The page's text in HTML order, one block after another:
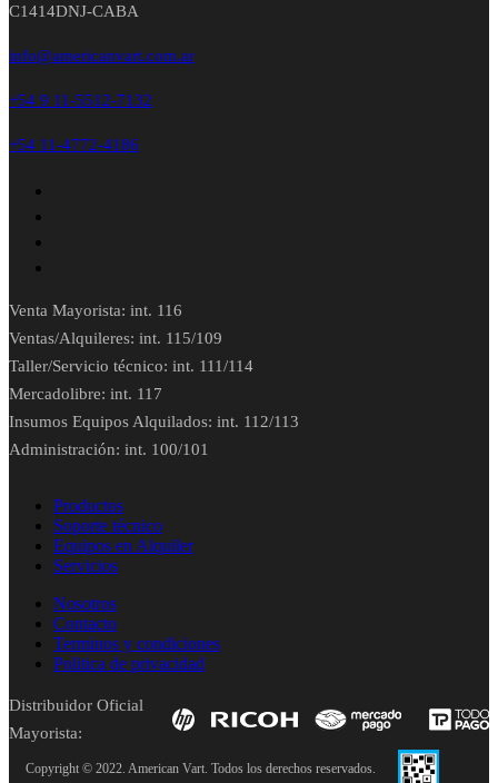
C1414DNJ-CABA
info@americanvart.com.ar
+54 9 11-5512-7132
+54 11-4772-4186
Venta Mayorista: int. 116
Ventas/Alquileres: int. 115/109
Taller/Servicio técnico: int. 111/114
Mercadolibre: int. 117
Insumos Equipos Alquilados: int. 112/113
Administración: int. 100/101
Productos
Soporte técnico
Equipos en Alquiler
Servicios
Nosotros
Contacto
Terminos y condiciones
Politica de privacidad
Distribuidor Oficial
Mayorista:
Copyright © 2022. American Vart. Todos los derechos reservados.